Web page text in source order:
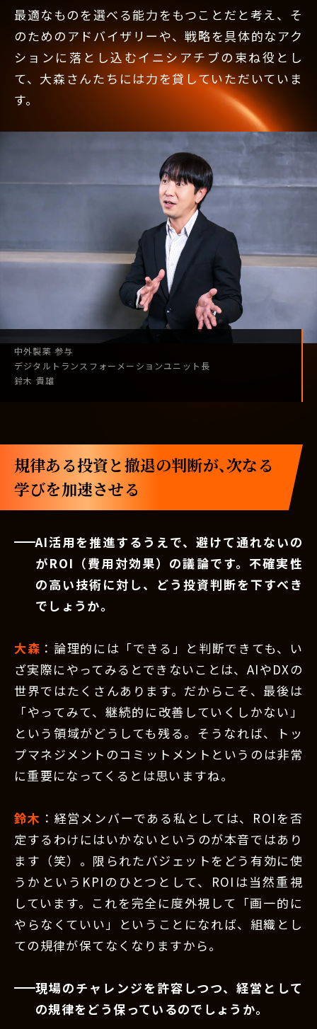
最適なものを選べる能力をもつことだと考え、そ
のためのアドバイザリーや、戦略を具体的なアク
ションに落とし込むイニシアチブの束ね役とし
て、大森さんたちには力を貸していただいていま
す。
中外製薬 参与
デジタル トランスフォーメーションユニット長
鈴木 貴雄
規律ある投資と撤退の判断が、次なる
学びを加速させる
AI活用を推進するうえで、避けて通れないの
がROI（費用対効果）の議論です。不確実性
の高い技術に対し、どう投資判断を下すべき
でしょうか。
大森 ：論理的には「できる」と判断できても、い
ざ実際にやってみるとできないことは、AIやDXの
世界ではたくさんあります。だからこそ、最後は
「やってみて、継続的に改善していくしかない」
という領域がどうしても残る。そうなれば、トッ
プマネジメントのコミットメントというのは非常
に重要になってくるとは思いますね。
鈴木 ：経営メンバーである私としては、ROIを否
定するわけにはいかないというのが本音ではあり
ます（笑）。限られたバジェットをどう有効に使
うかというKPIのひとつとして、ROIは当然重視
しています。これを完全に度外視して「画一的に
やらなくていい」ということになれば、組織とし
ての規律が保てなくなりますから。
現場のチャレンジを許容しつつ、経営として
の規律をどう保っているのでしょうか。